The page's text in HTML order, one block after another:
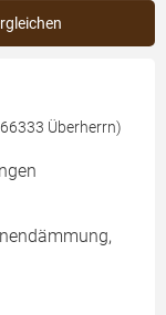
Überherrn)